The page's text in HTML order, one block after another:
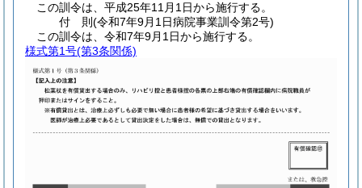
この訓令は、平成25年11月1日から施行する。
付 則(令和7年9月1日病院事業訓令第2号)
この訓令は、令和7年9月1日から施行する。
様式第1号(第3条関係)